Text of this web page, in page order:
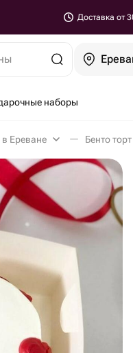
Доставка от
наборы
в Ереване Бенто